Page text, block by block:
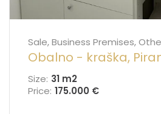
Sale, Business Premises,
Obalno - kraška,
Size: 31 m2
Price: 175.000 €